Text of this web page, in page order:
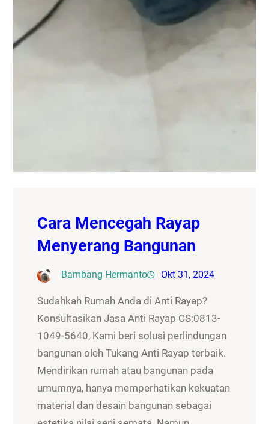
Cara Mencegah Rayap
Menyerang Bangunan
Bambang Hermanto Okt 31, 2024
Sudahkah Rumah Anda di Anti Rayap?
Konsultasikan Jasa Anti Rayap CS:0813-
1049-5640, Kami beri solusi perlindungan
bangunan oleh Tukang Anti Rayap terbaik.
Mendirikan rumah atau bangunan pada
umumnya, hanya memperhatikan kekuatan
material dan desain bangunan sebagai